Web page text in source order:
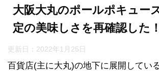
大阪大丸のポールポキュー
定の美味しさを再確認した！
更新日： 2022年1月25日
百貨店(主に大丸)の地下に展開してい